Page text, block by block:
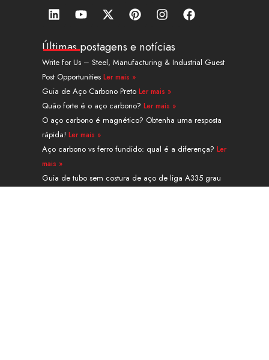
L
i
k
e
d
i
n
Y
o
t
u
b
e
X
-
w
i
t
t
e
r
P
i
t
e
r
e
s
t
I
n
t
a
g
a
m
F
a
b
o
Últimas postagens e notícias
Write for Us – Steel, Manufacturing & Industrial Guest
Post Opportunities Ler mais »
Guia de Aço Carbono Preto Ler mais »
Quão forte é o aço carbono? Ler mais »
O aço carbono é magnético? Obtenha uma resposta
rápida! Ler mais »
Aço carbono vs ferro fundido: qual é a diferença? Ler
mais »
Guia de tubo sem costura de aço de liga A335 grau